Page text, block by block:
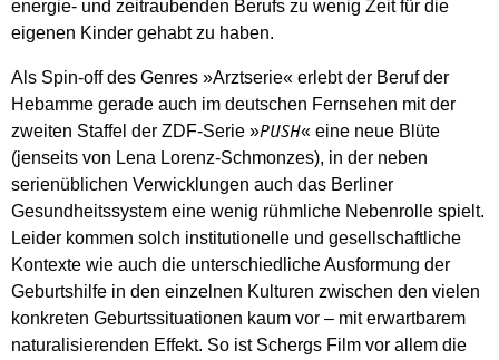
energie- und zeitraubenden Berufs zu wenig Zeit für die
eigenen Kinder gehabt zu haben.
Als Spin-off des Genres »Arztserie« erlebt der Beruf der
Hebamme gerade auch im deutschen Fernsehen mit der
zweiten Staffel der ZDF-Serie »PUSH« eine neue Blüte
(jenseits von Lena Lorenz-Schmonzes), in der neben
serienüblichen Verwicklungen auch das Berliner
Gesundheitssystem eine wenig rühmliche Nebenrolle spielt.
Leider kommen solch institutionelle und gesellschaftliche
Kontexte wie auch die unterschiedliche Ausformung der
Geburtshilfe in den einzelnen Kulturen zwischen den vielen
konkreten Geburtssituationen kaum vor – mit erwartbarem
naturalisierenden Effekt. So ist Schergs Film vor allem die